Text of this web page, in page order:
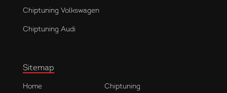
Chiptuning Volkswagen
Chiptuning Audi
Sitemap
Home Chiptuning